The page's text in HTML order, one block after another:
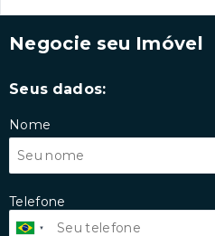
Negocie seu Imóvel
Seus dados:
Nome
Telefone